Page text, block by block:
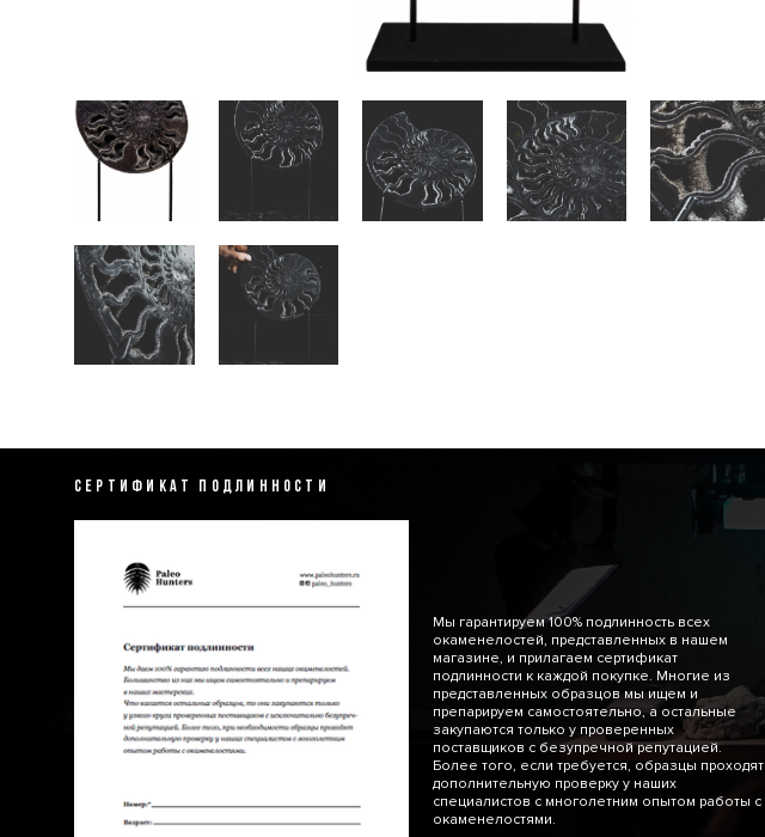
СЕРТИФИКАТ ПОДЛИННОСТИ
Мы гарантируем 100% подлинность всех
окаменелостей, представленных в нашем
магазине, и прилагаем сертификат
подлинности к каждой покупке. Многие из
представленных образцов мы ищем и
препарируем самостоятельно, а остальные
закупаются только у проверенных
поставщиков с безупречной репутацией.
Более того, если требуется, образцы проходят
дополнительную проверку у наших
специалистов с многолетним опытом работы с
окаменелостями.